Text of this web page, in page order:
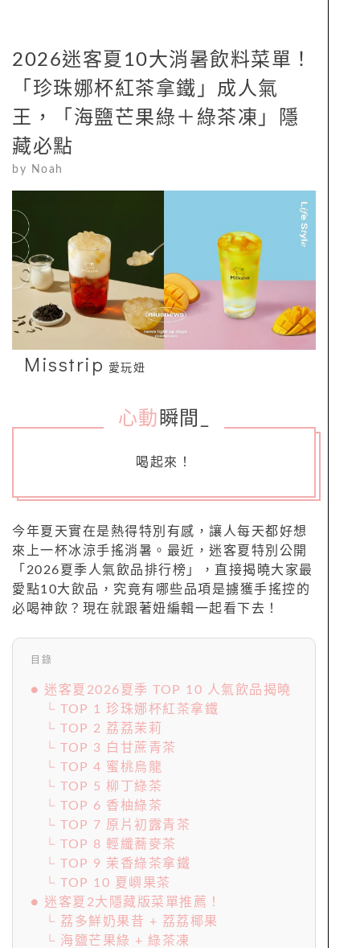
2026迷客夏10大消暑飲料菜單！
「珍珠娜杯紅茶拿鐵」成人氣
王，「海鹽芒果綠＋綠茶凍」隱
藏必點
by Noah
Misstrip 愛玩妞
心動 瞬間
喝起來！
今年夏天實在是熱得特別有感，讓人每天都好想
來上一杯冰涼手搖消暑。最近，迷客夏特別公開
「2026夏季人氣飲品排行榜」，直接揭曉大家最
愛點10大飲品，究竟有哪些品項是擄獲手搖控的
必喝神飲？現在就跟著妞編輯一起看下去！
目錄
● 迷客夏2026夏季 TOP 10 人氣飲品揭曉
└ TOP 1 珍珠娜杯紅茶拿鐵
└ TOP 2 荔荔茉莉
└ TOP 3 白甘蔗青茶
└ TOP 4 蜜桃烏龍
└ TOP 5 柳丁綠茶
└ TOP 6 香柚綠茶
└ TOP 7 原片初露青茶
└ TOP 8 輕纖蕎麥茶
└ TOP 9 茉香綠茶拿鐵
└ TOP 10 夏嶼果茶
● 迷客夏2大隱藏版菜單推薦！
└ 荔多鮮奶果昔 + 荔荔椰果
└ 海鹽芒果綠 + 綠茶凍